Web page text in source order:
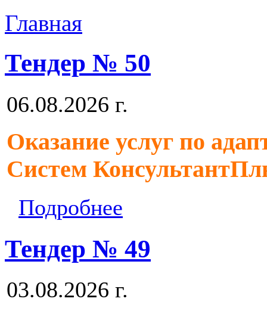
Главная
Тендер № 50
06.08.2026 г.
Оказание услуг по
Систем
Подробнее
Тендер № 49
03.08.2026 г.